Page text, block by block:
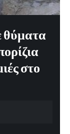
θύματα
στο